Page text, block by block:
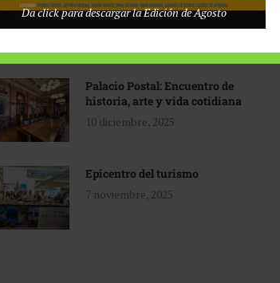
reconfiguración
31 marzo, 2026
Palacio Postal: Encuentro de
historia, arte y vida cotidiana
10 diciembre, 2025
Epicentro del turismo
7 noviembre, 2025
Da click para descargar la Edición de Agosto